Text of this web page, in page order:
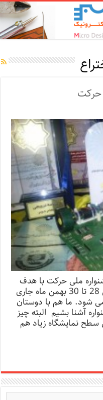
حرکت
ملی حرکت با هدف
مستند سازی آثار و تولیدات علمی 28 تا 30 بهمن ماه جاری
شود. ما هم با دوستان
آشنا بشیم البته چیز
نمایشگاه زیاد هم